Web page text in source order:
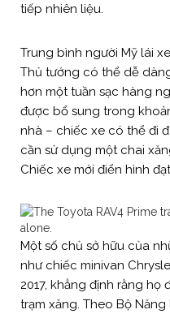
tiếp nhiên liệu.
Trung bình người Mỹ lái
Thủ tướng có thể dễ
hơn một tuần sạc hàng
được bổ sung trong
nhà – chiếc xe có thể đi
cần sử dụng một chai
Chiếc xe mới điển hình
Một số chủ sở hữu của
như chiếc minivan
2017, khẳng định rằng
trạm xăng. Theo Bộ Năng